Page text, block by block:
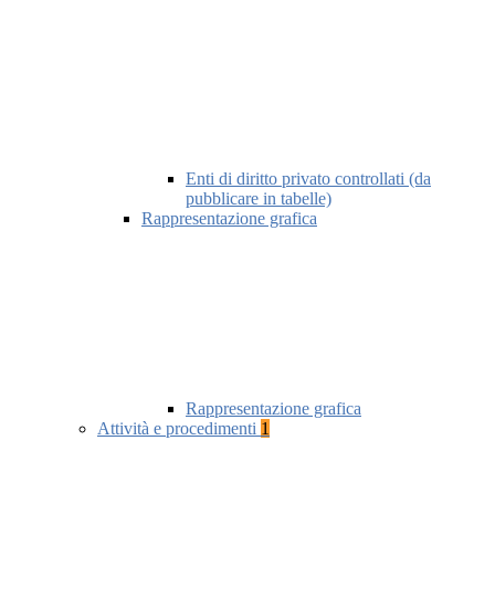
Enti di diritto privato controllati (da
pubblicare in tabelle)
Rappresentazione grafica
Rappresentazione grafica
Attività e procedimenti 1